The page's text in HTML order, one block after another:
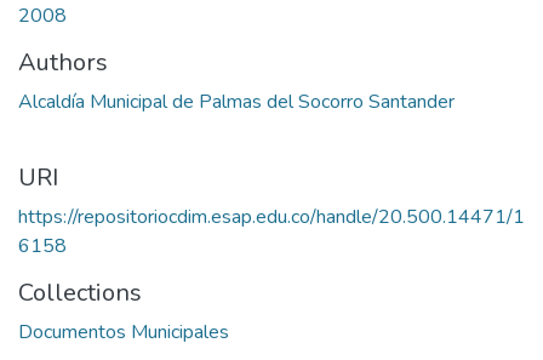
2008
Authors
Alcaldía Municipal de Palmas del Socorro Santander
URI
https://repositoriocdim.esap.edu.co/handle/20.500.14471/1
6158
Collections
Documentos Municipales